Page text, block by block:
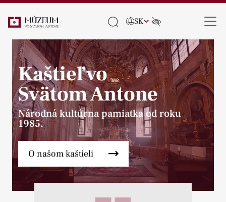
SK
Kaštieľ vo
Svätom Antone
Národná kultúrna pamiatka od roku
1985.
O našom kaštieli